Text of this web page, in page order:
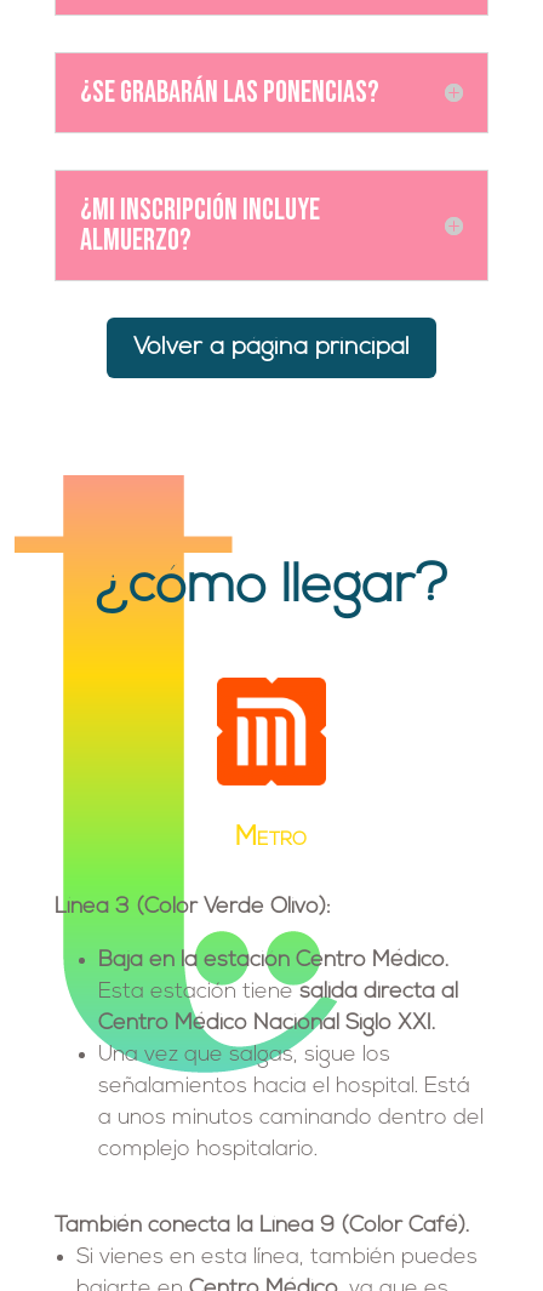
¿Se grabarán las ponencias?
¿Mi inscripción incluye
almuerzo?
Volver a página principal
¿cómo llegar?
Metro
Línea 3 (Color Verde Olivo):
Baja en la estación Centro Médico.
Esta estación tienesalida directa al
Centro Médico Nacional Siglo XXI.
Una vez que salgas, sigue los
señalamientos hacia el hospital. Está
a unos minutos caminando dentro del
complejo hospitalario.
También conecta la Línea 9 (Color Café).
Si vienes en esta línea, también puedes